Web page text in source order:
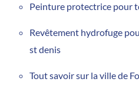
Peinture protectrice pour
Revêtement hydrofuge
st denis
Tout savoir sur la ville de